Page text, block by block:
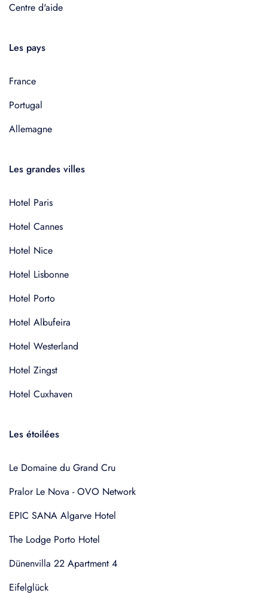
Centre d'aide
Les pays
France
Portugal
Allemagne
Les grandes villes
Hotel Paris
Hotel Cannes
Hotel Nice
Hotel Lisbonne
Hotel Porto
Hotel Albufeira
Hotel Westerland
Hotel Zingst
Hotel Cuxhaven
Les étoilées
Le Domaine du Grand Cru
Pralor Le Nova - OVO Network
EPIC SANA Algarve Hotel
The Lodge Porto Hotel
Dünenvilla 22 Apartment 4
Eifelglück